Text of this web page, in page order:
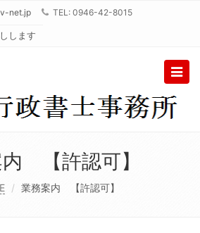
net.jp TEL: 0946-42-8015
します
【許認可】
業務案内 【許認可】